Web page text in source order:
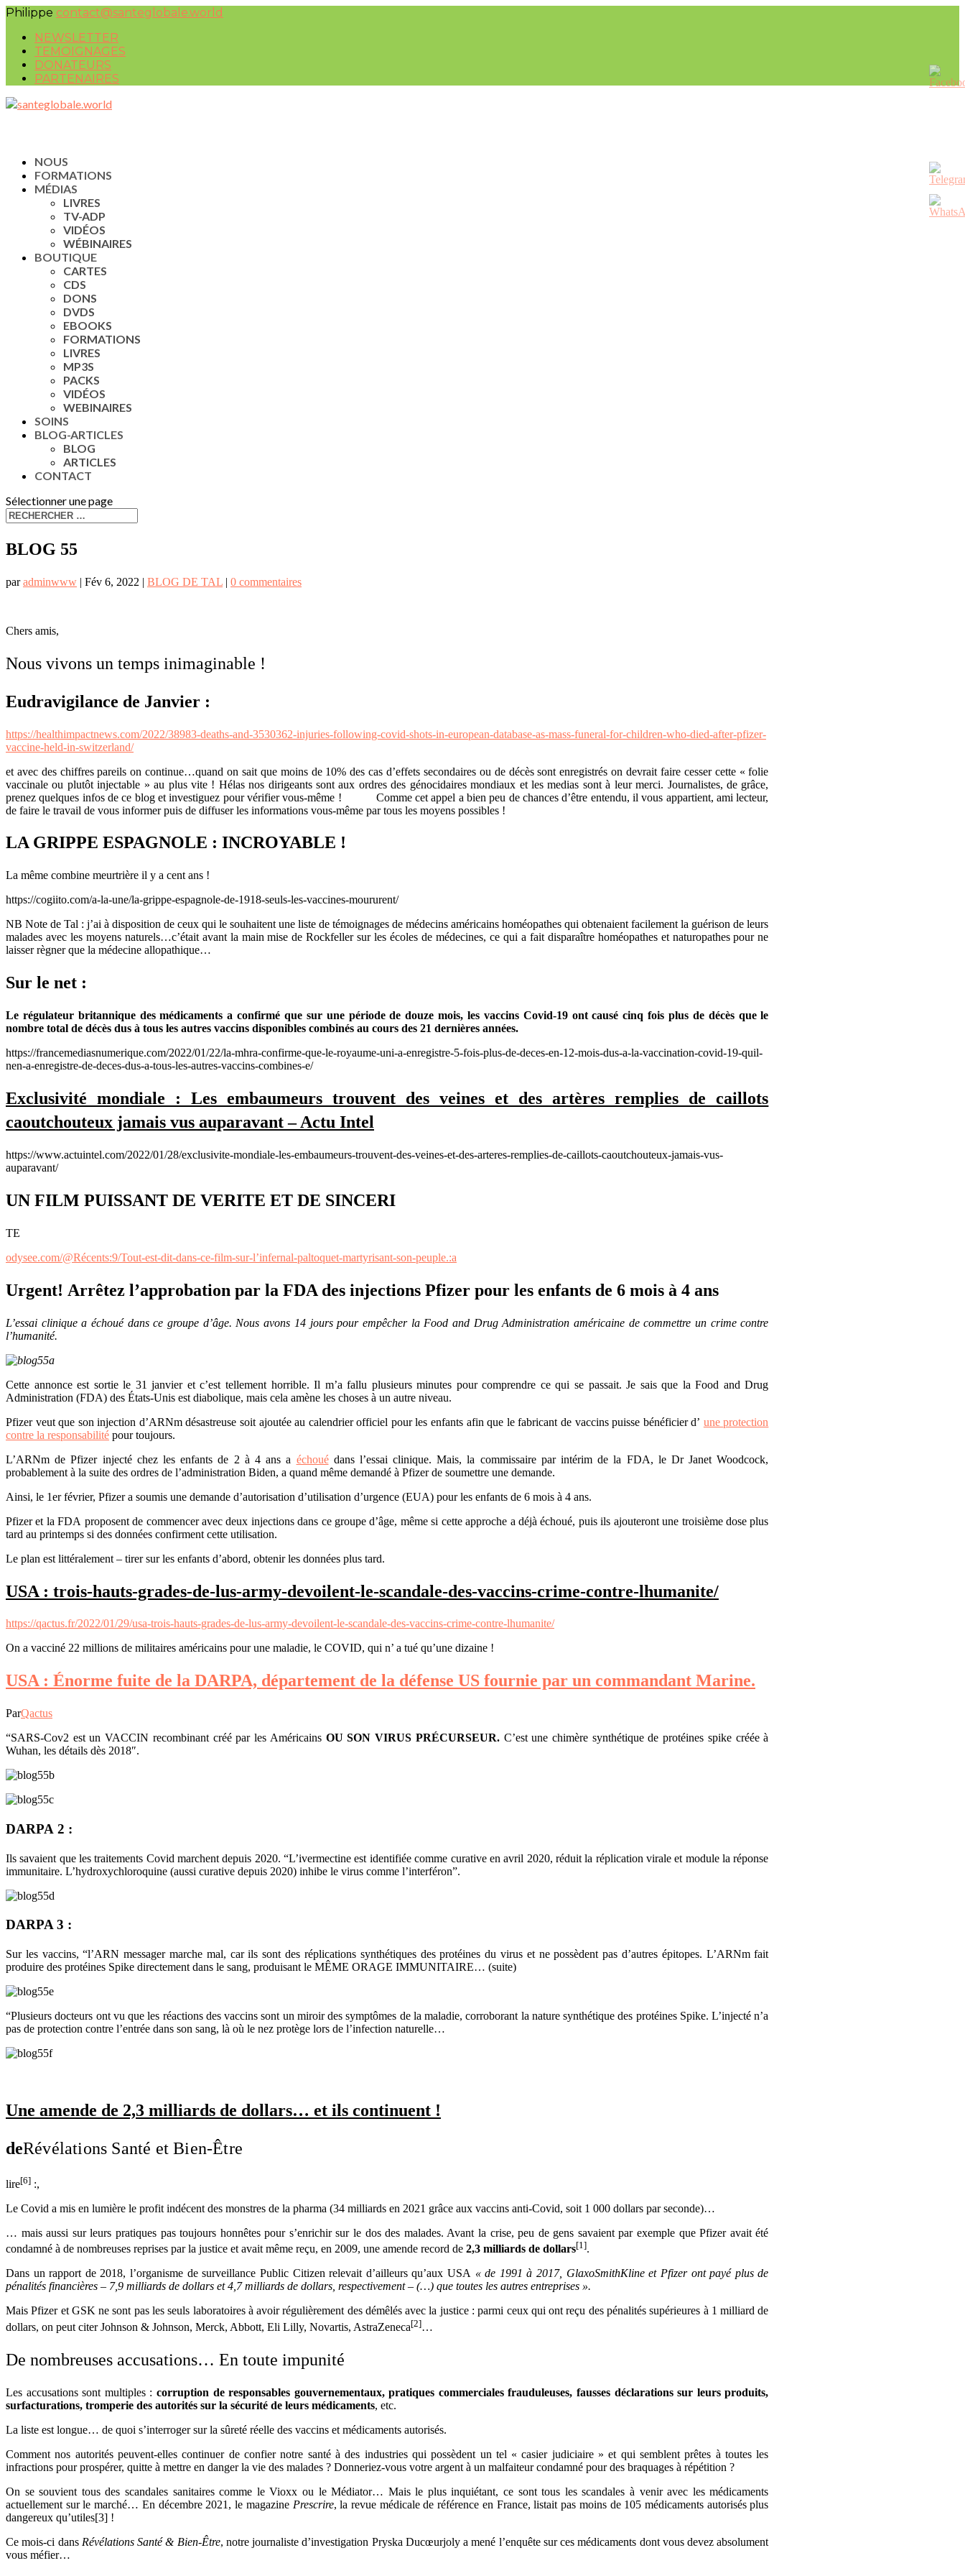
Philippe contact@santeglobale.world
NEWSLETTER
TEMOIGNAGES
DONATEURS
PARTENAIRES
NOUS
FORMATIONS
MÉDIAS
LIVRES
TV-ADP
VIDÉOS
WÉBINAIRES
BOUTIQUE
CARTES
CDS
DONS
DVDS
EBOOKS
FORMATIONS
LIVRES
MP3S
PACKS
VIDÉOS
WEBINAIRES
SOINS
BLOG-ARTICLES
BLOG
ARTICLES
CONTACT
Sélectionner une page
BLOG 55
paradminwww | Fév 6, 2022 | BLOG DE TAL | 0 commentaires
Chers amis,
Nous vivons un temps inimaginable !
Eudravigilance de Janvier :
https://healthimpactnews.com/2022/38983-deaths-and-3530362-injuries-following-covid-shots-in-european-database-as-mass-funeral-for-children-who-died-after-pfizer-
vaccine-held-in-switzerland/
et avec des chiffres pareils on continue…quand on sait que moins de 10% des cas d’effets secondaires ou de décès sont enregistrés on devrait faire cesser cette « folie
vaccinale ou plutôt injectable » au plus vite ! Hélas nos dirigeants sont aux ordres des génocidaires mondiaux et les medias sont à leur merci. Journalistes, de grâce,
prenez quelques infos de ce blog et investiguez pour vérifier vous-même ! Comme cet appel a bien peu de chances d’être entendu, il vous appartient, ami lecteur,
de faire le travail de vous informer puis de diffuser les informations vous-même par tous les moyens possibles !
LA GRIPPE ESPAGNOLE : INCROYABLE !
La même combine meurtrière il y a cent ans !
https://cogiito.com/a-la-une/la-grippe-espagnole-de-1918-seuls-les-vaccines-moururent/
NB Note de Tal : j’ai à disposition de ceux qui le souhaitent une liste de témoignages de médecins américains homéopathes qui obtenaient facilement la guérison de leurs
malades avec les moyens naturels…c’était avant la main mise de Rockfeller sur les écoles de médecines, ce qui a fait disparaître homéopathes et naturopathes pour ne
laisser règner que la médecine allopathique…
Sur le net :
Le régulateur britannique des médicaments a confirmé que sur une période de douze mois, les vaccins Covid-19 ont causé cinq fois plus de décès que le
nombre total de décès dus à tous les autres vaccins disponibles combinés au cours des 21 dernières années.
https://francemediasnumerique.com/2022/01/22/la-mhra-confirme-que-le-royaume-uni-a-enregistre-5-fois-plus-de-deces-en-12-mois-dus-a-la-vaccination-covid-19-quil-
nen-a-enregistre-de-deces-dus-a-tous-les-autres-vaccins-combines-e/
Exclusivité mondiale : Les embaumeurs trouvent des veines et des artères remplies de caillots
caoutchouteux jamais vus auparavant – Actu Intel
https://www.actuintel.com/2022/01/28/exclusivite-mondiale-les-embaumeurs-trouvent-des-veines-et-des-arteres-remplies-de-caillots-caoutchouteux-jamais-vus-
auparavant/
UN FILM PUISSANT DE VERITE ET DE SINCERI
TE
odysee.com/@Récents:9/Tout-est-dit-dans-ce-film-sur-l’infernal-paltoquet-martyrisant-son-peuple.:a
Urgent! Arrêtez l’approbation par la FDA des injections Pfizer pour les enfants de 6 mois à 4 ans
L’essai clinique a échoué dans ce groupe d’âge. Nous avons 14 jours pour empêcher la Food and Drug Administration américaine de commettre un crime contre
l’humanité.
Cette annonceest sortie le 31 janvier et c’est tellement horrible. Il m’a fallu plusieurs minutes pour comprendre ce qui se passait. Je sais que la Food and Drug
Administration (FDA) des États-Unis est diabolique, mais cela amène les choses à un autre niveau.
Pfizerveut que son injection d’ARNm désastreuse soit ajoutée au calendrierofficiel pour les enfants afin que le fabricant de vaccins puisse bénéficier d’ une protection
contre la responsabilité pour toujours.
L’ARNm de Pfizer injecté chez les enfants de 2 à 4 ans a échouédans l’essai clinique. Mais, la commissaire par intérim de la FDA, le Dr Janet Woodcock,
probablement à la suite des ordres de l’administration Biden, a quand même demandé à Pfizer de soumettre une demande.
Ainsi, le 1er février, Pfizera soumis une demande d’autorisation d’utilisation d’urgence (EUA) pour les enfants de 6 mois à 4 ans.
Pfizer et la FDA proposentde commencer avec deux injections dans ce groupe d’âge, même si cette approche a déjà échoué, puis ils ajouteront une troisième dose plus
tard au printemps si des données confirment cette utilisation.
Le plan est littéralement – tirer sur les enfants d’abord, obtenir les données plus tard.
USA : trois-hauts-grades-de-lus-army-devoilent-le-scandale-des-vaccins-crime-contre-lhumanite/
https://qactus.fr/2022/01/29/usa-trois-hauts-grades-de-lus-army-devoilent-le-scandale-des-vaccins-crime-contre-lhumanite/
On a vacciné 22 millions de militaires américains pour une maladie, le COVID, qui n’ a tué qu’une dizaine !
USA : Énorme fuite de la DARPA, département de la défense US fournie par un commandant Marine.
ParQactus
“SARS-Cov2 est un VACCIN recombinant créé par les Américains OU SON VIRUS PRÉCURSEUR.C’est une chimère synthétique de protéines spike créée à
Wuhan, les détails dès 2018″.
DARPA 2 :
Ils savaient que les traitements Covid marchent depuis 2020. “L’ivermectine est identifiée comme curative en avril 2020, réduit la réplication virale et module la réponse
immunitaire. L’hydroxychloroquine (aussi curative depuis 2020) inhibe le virus comme l’interféron”.
DARPA 3 :
Sur les vaccins, “l’ARN messager marche mal, car ils sont des réplications synthétiques des protéines du virus et ne possèdent pas d’autres épitopes. L’ARNm fait
produire des protéines Spike directement dans le sang, produisant le MÊME ORAGE IMMUNITAIRE… (suite)
“Plusieurs docteurs ont vu que les réactions des vaccins sont un miroir des symptômes de la maladie, corroborant la nature synthétique des protéines Spike. L’injecté n’a
pas de protection contre l’entrée dans son sang, là où le nez protège lors de l’infection naturelle…
Une amende de 2,3 milliards de dollars… et ils continuent !
deRévélations Santé et Bien-Être
lire[6] :,
Le Covid a mis en lumière le profit indécent des monstres de la pharma (34 milliards en 2021 grâce aux vaccins anti-Covid, soit 1 000 dollars par seconde)…
… mais aussi sur leurs pratiques pas toujours honnêtes pour s’enrichir sur le dos des malades. Avant la crise, peu de gens savaient par exemple que Pfizer avait été
condamné à de nombreuses reprises par la justice et avait même reçu, en 2009, une amende record de 2,3 milliards de dollars[1].
Dans un rapport de 2018, l’organisme de surveillance Public Citizen relevait d’ailleurs qu’aux USA « de 1991 à 2017, GlaxoSmithKline et Pfizer ont payé plus de
pénalités financières – 7,9 milliards de dollars et 4,7 milliards de dollars, respectivement – (…) que toutes les autres entreprises ».
Mais Pfizer et GSK ne sont pas les seuls laboratoires à avoir régulièrement des démêlés avec la justice : parmi ceux qui ont reçu des pénalités supérieures à 1 milliard de
dollars, on peut citer Johnson & Johnson, Merck, Abbott, Eli Lilly, Novartis, AstraZeneca[2]…
De nombreuses accusations… En toute impunité
Les accusations sont multiples : corruption de responsables gouvernementaux, pratiques commerciales frauduleuses, fausses déclarations sur leurs produits,
surfacturations, tromperie des autorités sur la sécurité de leurs médicaments, etc.
La liste est longue… de quoi s’interroger sur la sûreté réelle des vaccins et médicaments autorisés.
Comment nos autorités peuvent-elles continuer de confier notre santé à des industries qui possèdent un tel « casier judiciaire » et qui semblent prêtes à toutes les
infractions pour prospérer, quitte à mettre en danger la vie des malades ? Donneriez-vous votre argent à un malfaiteur condamné pour des braquages à répétition ?
On se souvient tous des scandales sanitaires comme le Vioxx ou le Médiator… Mais le plus inquiétant, ce sont tous les scandales à venir avec les médicaments
actuellement sur le marché… En décembre 2021, le magazine Prescrire, la revue médicale de référence en France, listait pas moins de 105 médicaments autorisés plus
dangereux qu’utiles[3] !
Ce mois-ci dans Révélations Santé & Bien-Être, notre journaliste d’investigation Pryska Ducœurjoly a mené l’enquête sur ces médicaments dont vous devez absolument
vous méfier…